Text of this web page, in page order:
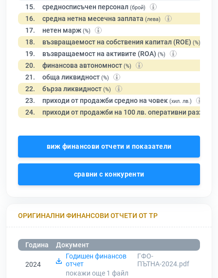
15. средносписъчен персонал (брой)
16. средна нетна месечна заплата (лева)
17. нетен марж (%)
18. възвращаемост на собствения капитал (ROE) (%)
19. възвращаемост на активите (ROA) (%)
20. финансова автономност (%)
21. обща ликвидност (%)
22. бърза ликвидност (%)
23. приходи от продажби средно на човек (хил. лв.)
24. приходи от продажби на 100 лв. оперативни разходи
виж финансови отчети и показатели
сравни с конкуренти
ОРИГИНАЛНИ ФИНАНСОВИ ОТЧЕТИ ОТ ТР
Година Документ
2024
Годишен финансов
отчет
ГФО-
ПЪТНА-2024.pdf
покажи още 1 файл